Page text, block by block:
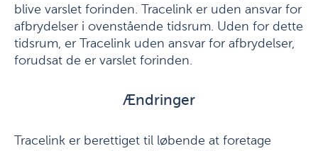
blive varslet forinden. Tracelink er uden ansvar for
afbrydelser i ovenstående tidsrum. Uden for dette
tidsrum, er Tracelink uden ansvar for afbrydelser,
forudsat de er varslet forinden.
Ændringer
Tracelink er berettiget til løbende at foretage